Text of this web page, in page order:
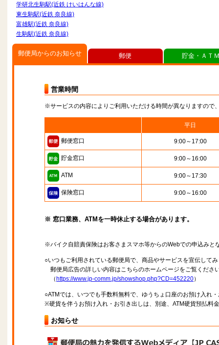
学研北生駒駅(近鉄 けいはんな線)
東生駒駅(近鉄 奈良線)
富雄駅(近鉄 奈良線)
生駒駅(近鉄 奈良線)
郵便局からのお知らせ
営業時間
※サービスの内容によりご利用いただける時間が異なりますので
平日
郵便窓口 9:00～17:00
貯金窓口 9:00～16:00
ATM 9:00～17:30
保険窓口 9:00～16:00
※ 窓口業務、ATMを一時休止する場合があります。
※バイク自賠責保険はお客さまスマホ等からのWebでの申込みと
○いつもご利用されている郵便局で、商品やサービスを宣伝して
郵便局広告の詳しい内容はこちらのホームページをご覧くださ
（ https://www.jp-comm.jp/showshop.php?CD=452220）
○ATMでは、いつでも手数料無料で、ゆうちょ口座のお預け入れ
※硬貨を伴うお預け入れ・お引き出しは、別途、ATM硬貨預払料
お知らせ
郵便 貯金・ＡＴ